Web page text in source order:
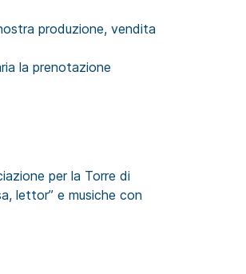
produzione, vendita
la prenotazione
per la Torre di
lettor” e musiche con